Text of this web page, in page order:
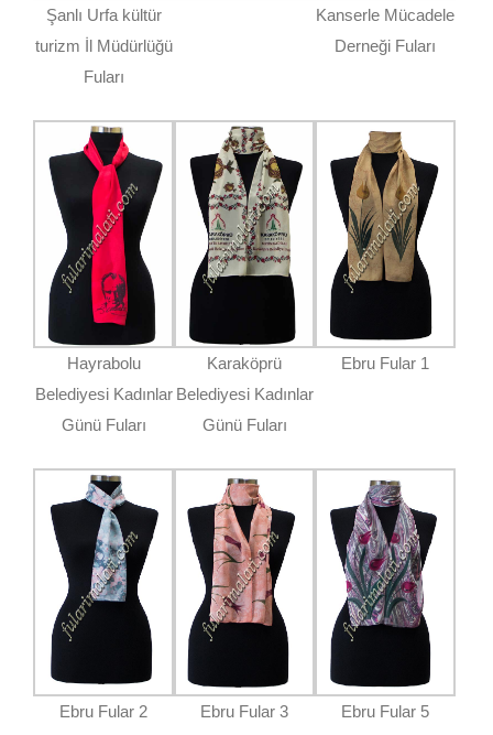
Şanlı Urfa kültür
turizm İl Müdürlüğü
Fuları
Kanserle Mücadele
Derneği Fuları
Hayrabolu
Belediyesi Kadınlar
Günü Fuları
Karaköprü
Belediyesi Kadınlar
Günü Fuları
Ebru Fular 1
Ebru Fular 2 Ebru Fular 3 Ebru Fular 5